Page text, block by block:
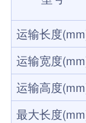
运输长度
运输宽度
运输高度
最大长度